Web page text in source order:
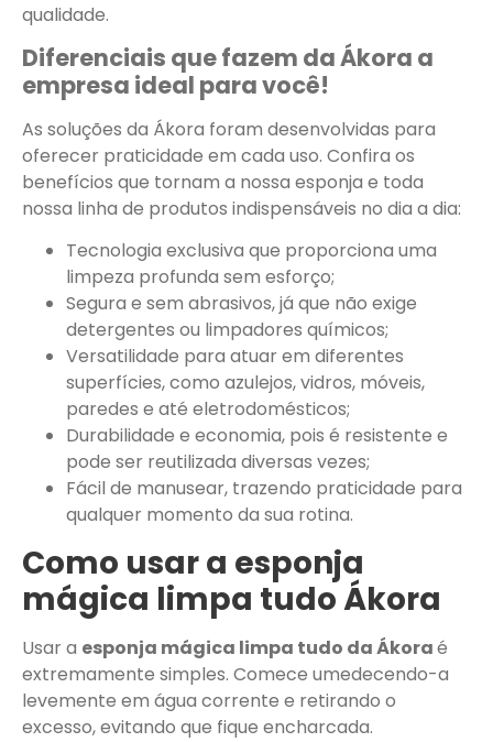
qualidade.
Diferenciais que fazem da Ákora a
empresa ideal para você!
As soluções da Ákora foram desenvolvidas para
oferecer praticidade em cada uso. Confira os
benefícios que tornam a nossa esponja e toda
nossa linha de produtos indispensáveis no dia a dia:
Tecnologia exclusiva que proporciona uma
limpeza profunda sem esforço;
Segura e sem abrasivos, já que não exige
detergentes ou limpadores químicos;
Versatilidade para atuar em diferentes
superfícies, como azulejos, vidros, móveis,
paredes e até eletrodomésticos;
Durabilidade e economia, pois é resistente e
pode ser reutilizada diversas vezes;
Fácil de manusear, trazendo praticidade para
qualquer momento da sua rotina.
Como usar a esponja
mágica limpa tudo Ákora
Usar a esponja mágica limpa tudo da Ákoraé
extremamente simples. Comece umedecendo-a
levemente em água corrente e retirando o
excesso, evitando que fique encharcada.